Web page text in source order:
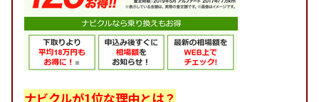
ナビクルが1位な理由とは？